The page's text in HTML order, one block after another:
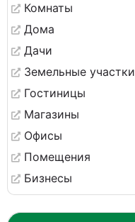
Комнаты
Дома
Дачи
Земельные участки
Гостиницы
Магазины
Офисы
Помещения
Бизнесы